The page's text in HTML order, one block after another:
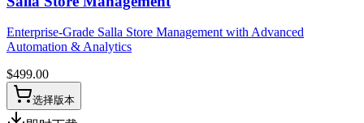
Enterprise-Grade Salla Store Management with Advanced
Automation & Analytics
$499.00
选择版本